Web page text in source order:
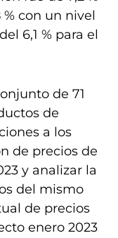
con un nivel
6,1 % para el
de 71
de
a los
de precios de
y analizar la
del mismo
de precios
enero 2023